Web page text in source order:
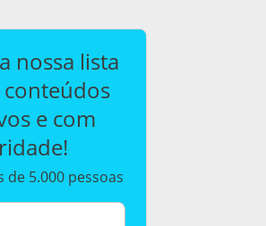
nossa lista
conteúdos
e com
de 5.000 pessoas